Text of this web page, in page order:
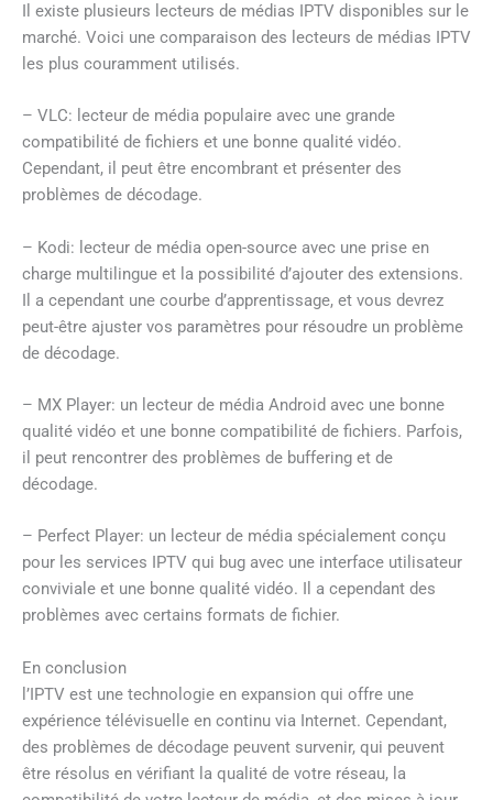
Il existe plusieurs lecteurs de médias IPTV disponibles sur le
marché. Voici une comparaison des lecteurs de médias IPTV
les plus couramment utilisés.
– VLC: lecteur de média populaire avec une grande
compatibilité de fichiers et une bonne qualité vidéo.
Cependant, il peut être encombrant et présenter des
problèmes de décodage.
– Kodi: lecteur de média open-source avec une prise en
charge multilingue et la possibilité d’ajouter des extensions.
Il a cependant une courbe d’apprentissage, et vous devrez
peut-être ajuster vos paramètres pour résoudre un problème
de décodage.
– MX Player: un lecteur de média Android avec une bonne
qualité vidéo et une bonne compatibilité de fichiers. Parfois,
il peut rencontrer des problèmes de buffering et de
décodage.
– Perfect Player: un lecteur de média spécialement conçu
pour les services IPTV qui bug avec une interface utilisateur
conviviale et une bonne qualité vidéo. Il a cependant des
problèmes avec certains formats de fichier.
En conclusion
l’IPTV est une technologie en expansion qui offre une
expérience télévisuelle en continu via Internet. Cependant,
des problèmes de décodage peuvent survenir, qui peuvent
être résolus en vérifiant la qualité de votre réseau, la